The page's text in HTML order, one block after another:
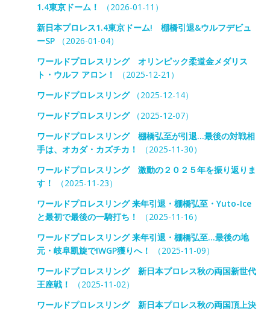
1.4東京ドーム！
（2026-01-11）
新日本プロレス1.4東京ドーム! 棚橋引退&ウルフデビュ
ーSP（2026-01-04）
ワールドプロレスリング オリンピック柔道金メダリス
ト・ウルフ アロン！
（2025-12-21）
ワールドプロレスリング（2025-12-14）
ワールドプロレスリング（2025-12-07）
ワールドプロレスリング 棚橋弘至が引退…最後の対戦相
手は、オカダ・カズチカ！
（2025-11-30）
ワールドプロレスリング 激動の２０２５年を振り返りま
す！
（2025-11-23）
ワールドプロレスリング 来年引退・棚橋弘至・Yuto-Ice
と最初で最後の一騎打ち！
（2025-11-16）
ワールドプロレスリング 来年引退・棚橋弘至…最後の地
元・岐阜凱旋でIWGP獲りへ！
（2025-11-09）
ワールドプロレスリング 新日本プロレス秋の両国新世代
王座戦！
（2025-11-02）
ワールドプロレスリング 新日本プロレス秋の両国頂上決